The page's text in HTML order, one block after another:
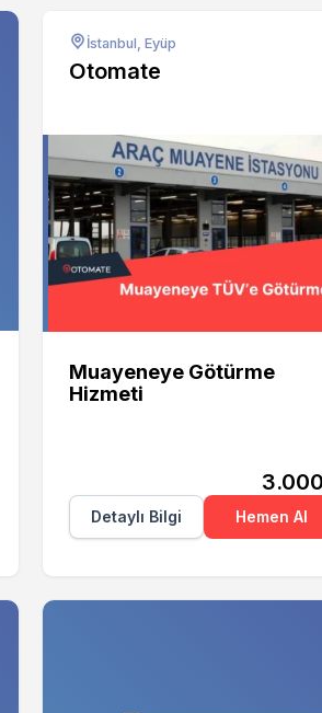
İstanbul, Eyüp
Otomate
Muayeneye Götürme
Hizmeti
3.000
Detaylı Bilgi
Hemen Al